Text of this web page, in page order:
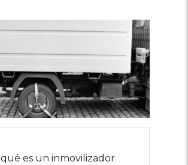
qué es un inmovilizador